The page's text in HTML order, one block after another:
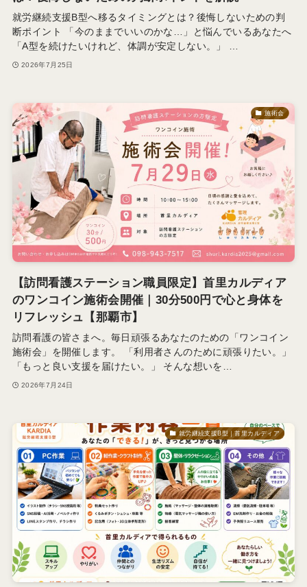
就労継続支援B型へ移るタイミングとは？後悔しないための判
断ポイント 「今のままでいいのかな…」と悩んでいるあなたへ
「A型を続けたいけれど、体調が安定しない。」 …
2026年7月25日
施術会
【訪問看護ステーション職員限定】首里カルディア
のワンコイン施術会開催｜30分500円で心と身体を
リフレッシュ【那覇市】
訪問看護の皆さまへ。毎日頑張るあなたのための「ワンコイン
施術会」を開催します。 「利用者さんのために頑張りたい。」
「もっと良い支援を届けたい。」 そんな想いを…
2026年7月24日
就労継続支援B型｜首里カルディア